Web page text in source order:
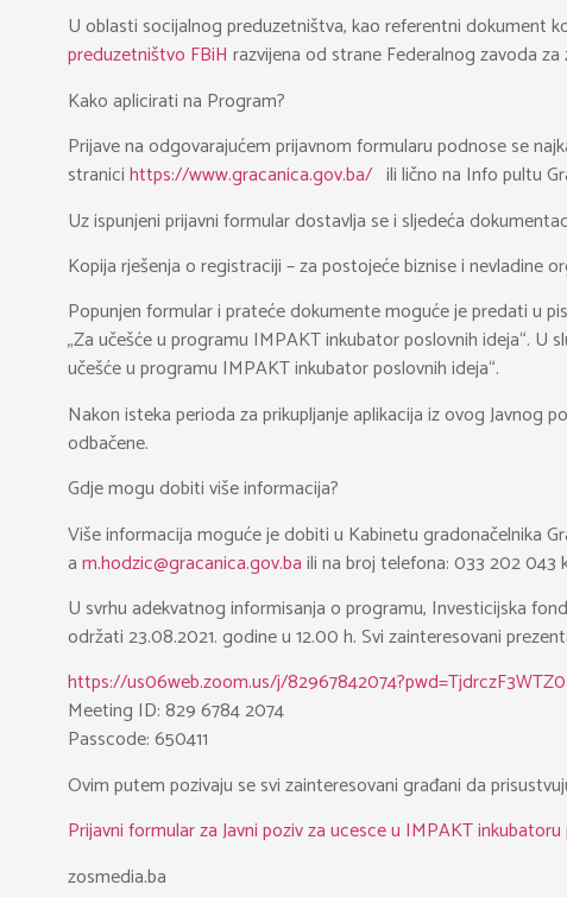
U oblasti socijalnog preduzetništva, kao referentni dokument
preduzetništvo FBiH razvijena od strane Federalnog zavoda
Kako aplicirati na Program?
Prijave na odgovarajućem prijavnom formularu podnose se
stranicihttps://www.gracanica.gov.ba/ ili lično na Info pultu
Uz ispunjeni prijavni formular dostavlja se i sljedeća
Kopija rješenja o registraciji – za postojeće biznise i nevladine
Popunjen formular i prateće dokumente moguće je predati u
„Za učešće u programu IMPAKT inkubator poslovnih ideja“. U
učešće u programu IMPAKT inkubator poslovnih ideja“.
Nakon isteka perioda za prikupljanje aplikacija iz ovog Javnog
odbačene.
Gdje mogu dobiti više informacija?
Više informacija moguće je dobiti u Kabinetu gradonačelnika
am.hodzic@gracanica.gov.baili na broj telefona: 033 202 043
U svrhu adekvatnog informisanja o programu, Investicijska
održati 23.08.2021. godine u 12.00 h. Svi zainteresovani
https://us06web.zoom.us/j/
Meeting ID: 829 6784 2074
Passcode: 650411
Ovim putem pozivaju se svi zainteresovani građani da
Prijavni formular za Javni poziv za ucesce u IMPAKT inkubatoru
zosmedia.ba